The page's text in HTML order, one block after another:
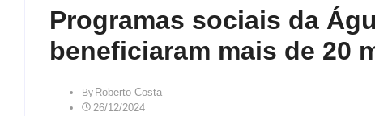
Programas sociais da
beneficiaram mais de 20
By Roberto Costa
26/12/2024